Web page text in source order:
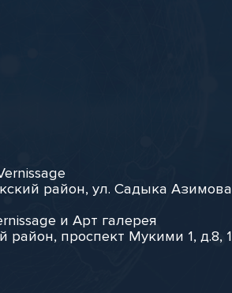
район, ул. Садыка
и Арт галерея
район, проспект Мукими 1, д.8,